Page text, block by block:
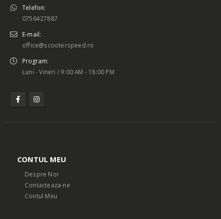
Telefon:
0756427887
E-mail:
office@scooterspeed.ro
Program:
Luni - Vineri / 9:00 AM - 18:00 PM
CONTUL MEU
Despre Noi
Contacteaza-ne
Contul Meu